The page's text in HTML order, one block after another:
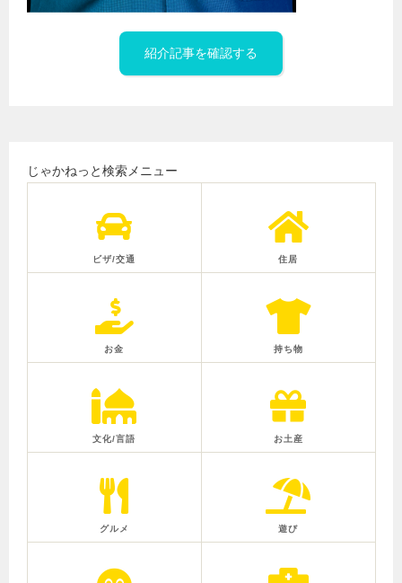
紹介記事を確認する
じゃかねっと検索メニュー
ビザ/交通 住居
お金 持ち物
文化/言語 お土産
グルメ 遊び